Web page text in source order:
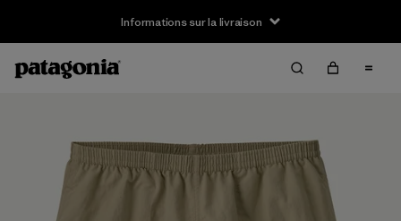
Informations sur la livraison